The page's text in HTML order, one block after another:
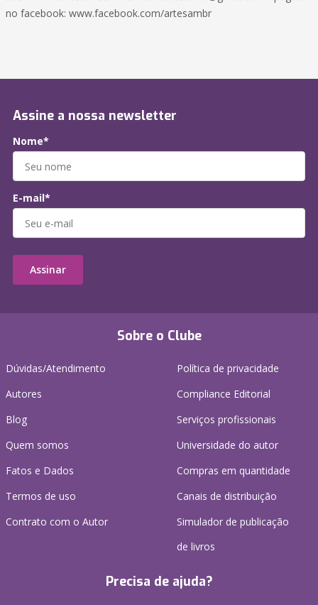
no facebook: www.facebook.com/artesambr
Sobre o Clube
Dúvidas/Atendimento
Autores
Blog
Quem somos
Fatos e Dados
Termos de uso
Contrato com o Autor
Política de privacidade
Compliance Editorial
Serviços profissionais
Universidade do autor
Compras em quantidade
Canais de distribuição
Simulador de publicação
de livros
Precisa de ajuda?
Assine a nossa newsletter
Nome*
E-mail*
Assinar